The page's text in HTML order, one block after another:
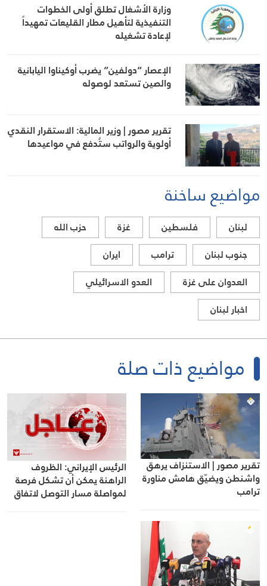
وزارة الأشغال تطلق أولى الخطوات
التنفيذية لتأهيل مطار القليعات تمهيداً
لإعادة تشغيله
الإعصار “دولفين” يضرب أوكيناوا اليابانية
والصين تستعد لوصوله
تقرير مصور | وزير المالية: الاستقرار النقدي
أولوية والرواتب ستُدفع في مواعيدها
مواضيع ساخنة
لبنان فلسطين غزة
حزب الله
جنوب لبنان
ترامب
ايران
العدوان على غزة
العدو الاسرائيلي
اخبار لبنان
مواضيع ذات صلة
تقرير مصور | الاستنزاف يرهق
واشنطن ويضيّق هامش مناورة
ترامب
الرئيس الإيراني: الظروف
الراهنة يمكن أن تشكل فرصة
لمواصلة مسار التوصل لاتفاق